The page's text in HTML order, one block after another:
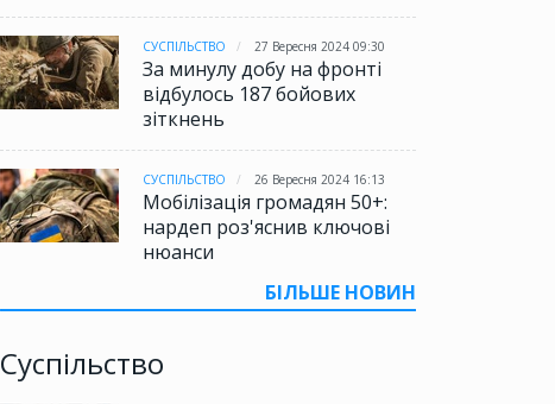
СУСПІЛЬСТВО 27 Вересня 2024 09:30
За минулу добу на фронті
відбулось 187 бойових
зіткнень
СУСПІЛЬСТВО 26 Вересня 2024 16:13
Мобілізація громадян 50+:
нардеп роз'яснив ключові
нюанси
БІЛЬШЕ НОВИН
Суспільство